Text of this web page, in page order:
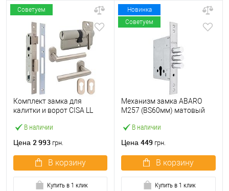
Советуем
В наличии
Комплект замка для
калитки и ворот CISA LL
цилиндром C2000 60 мм и
Цена 2 993 грн.
В корзину
Купить в 1 клик
Новинка
Советуем
В наличии
Механизм замка ABARO
M257 (BS60мм) матовый
Цена 449 грн.
В корзину
Купить в 1 клик